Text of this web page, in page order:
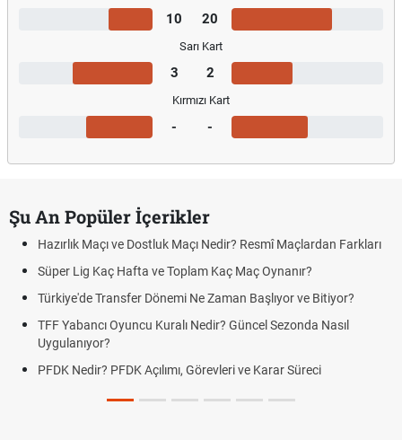
10 20
Sarı Kart
3 2
Kırmızı Kart
- -
Şu An Popüler İçerikler
Hazırlık Maçı ve Dostluk Maçı Nedir? Resmî Maçlardan Farkları
Süper Lig Kaç Hafta ve Toplam Kaç Maç Oynanır?
Türkiye'de Transfer Dönemi Ne Zaman Başlıyor ve Bitiyor?
TFF Yabancı Oyuncu Kuralı Nedir? Güncel Sezonda Nasıl
Uygulanıyor?
PFDK Nedir? PFDK Açılımı, Görevleri ve Karar Süreci